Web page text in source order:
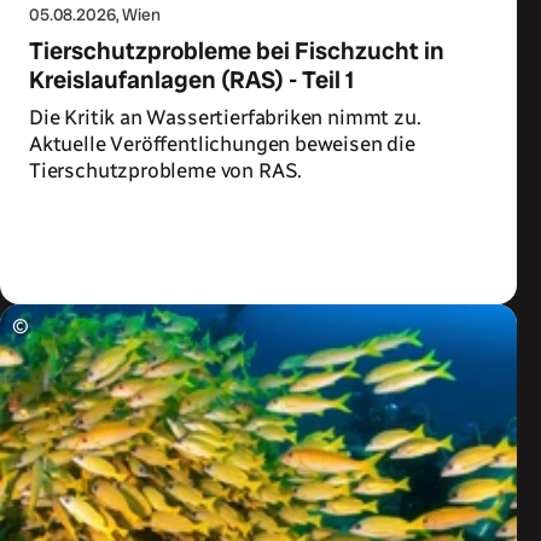
05.08.2026, Wien
Tierschutzprobleme bei Fischzucht in
Kreislaufanlagen (RAS) - Teil 1
Die Kritik an Wassertierfabriken nimmt zu.
Aktuelle Veröffentlichungen beweisen die
Tierschutzprobleme von RAS.
©